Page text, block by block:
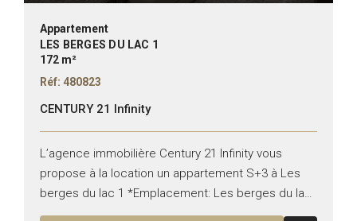
Appartement
LES BERGES DU LAC 1
172 m²
Réf: 480823
CENTURY 21 Infinity
L’agence immobilière Century 21 Infinity vous
propose à la location un appartement S+3 à Les
berges du lac 1 *Emplacement: Les berges du lac
1 *Typologie: S+3 *Superficie: 172 m² *État: vide...